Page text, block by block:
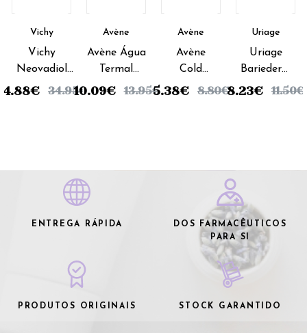
Vichy
Vichy
Neovadiol
Lábios/Olhos
€ 34.95€
Avène
Avène Água
Termal
Desmaquilhante
10.09€ 13.95€
Avène
Avène
Cold
Cream
5.38€ 8.80€
Uriage
Uriage
Bariederm
Bálsamo
8.23€ 11.50€
ENTREGA RÁPIDA
DOS FARMACÊUTICOS
PARA SI
PRODUTOS ORIGINAIS STOCK GARANTIDO